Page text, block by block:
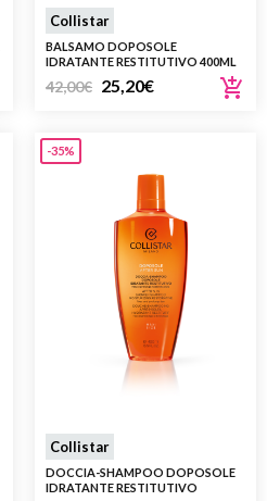
Collistar
BALSAMO DOPOSOLE
IDRATANTE RESTITUTIVO 400ML
42,00€ 25,20€
-35%
Collistar
DOCCIA-SHAMPOO DOPOSOLE
IDRATANTE RESTITUTIVO